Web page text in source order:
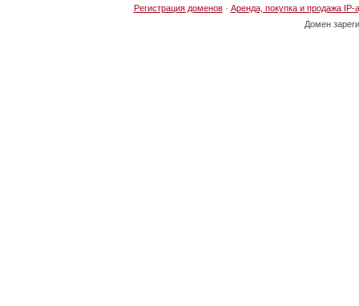
Регистрация доменов· Аренда, покупка и продажа IP-
Домен